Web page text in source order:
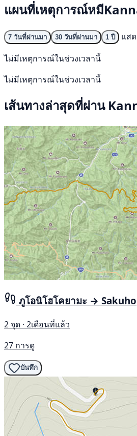
แผนที่เหตุการณ์หมี
7 วันที่ผ่านมา 30 วันที่ผ่านมา 1 ปี
แส
ไม่มีเหตุการณ์ในช่วงเวลานี้
ไม่มีเหตุการณ์ในช่วงเวลานี้
เส้นทางล่าสุดที่ผ่าน
ภูโอนิโฮโคยามะ → Sakuho
2 จุด · 2เดือนที่แล้ว
27 การดู
บันทึก